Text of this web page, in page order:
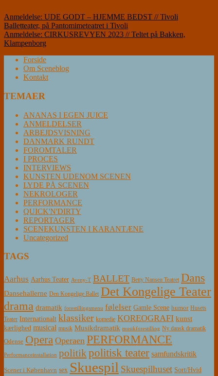
Indlægsnavigation
Anmeldelse: UDE GODT – HJEMME BEDST // Tivoli
Balletteater, på Pantomimeteatret i Tivoli
Anmeldelse: CIRKUSREVYEN 2023 // Teltet på Bakken,
Klampenborg
Forside
Om Sceneblog
Kontakt
TEMAER
ANANAS I EGEN JUICE
ANMELDELSER
ARBEJDSVISNING
DANMARK RUNDT
FOROMTALER
I PROCES
INTERVIEWS
KUNSTEN UDENOM SCENEN
LYDE PÅ SCENEN
NEKROLOGER
PERFORMANCE
QUICK'N'DIRTY
REPORTAGER
SCENEKUNSTEN I KARANTÆNE
Uncategorized
TAGS
Aarhus Aarhus Teater Aveny-T BALLET Betty Nansen Teatret Dans
Dansehallerne Den Kongelige Ballet Det Kongelige Teater
drama dramatik forestillingsmenu følelser Gamle Scene humor Husets
Teater Internationalt klassiker komedie KOREOGRAFI kunst
kærlighed musical musik Musikdramatik musikforestilling Ny dansk dramatik
Odense Opera Operaen PERFORMANCE
Performanceinstallation politikpolitisk teater samfundskritik
Scener i København sex Skuespil Skuespilhuset Sort/Hvid